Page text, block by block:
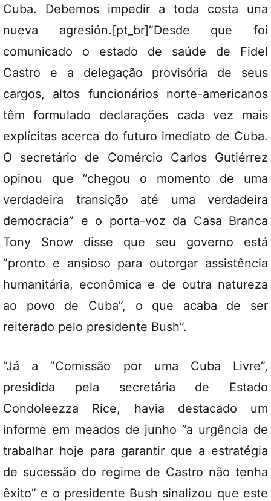
Cuba. Debemos impedir a toda costa una
nueva agresión.[pt_br]”Desde que foi
comunicado o estado de saúde de Fidel
Castro e a delegação provisória de seus
cargos, altos funcionários norte-americanos
têm formulado declarações cada vez mais
explícitas acerca do futuro imediato de Cuba.
O secretário de Comércio Carlos Gutiérrez
opinou que ”chegou o momento de uma
verdadeira transição até uma verdadeira
democracia” e o porta-voz da Casa Branca
Tony Snow disse que seu governo está
”pronto e ansioso para outorgar assistência
humanitária, econômica e de outra natureza
ao povo de Cuba”, o que acaba de ser
reiterado pelo presidente Bush”.
“Já a ”Comissão por uma Cuba Livre”,
presidida pela secretária de Estado
Condoleezza Rice, havia destacado um
informe em meados de junho ”a urgência de
trabalhar hoje para garantir que a estratégia
de sucessão do regime de Castro não tenha
êxito” e o presidente Bush sinalizou que este